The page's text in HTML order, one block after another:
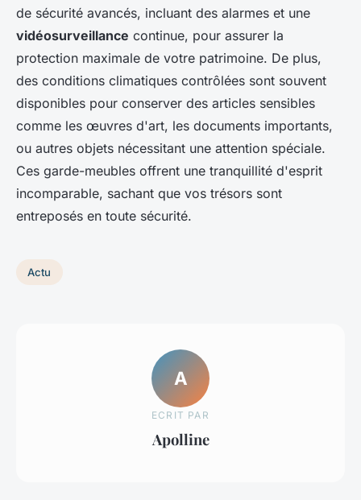
de sécurité avancés, incluant des alarmes et une
vidéosurveillance continue, pour assurer la
protection maximale de votre patrimoine. De plus,
des conditions climatiques contrôlées sont souvent
disponibles pour conserver des articles sensibles
comme les œuvres d'art, les documents importants,
ou autres objets nécessitant une attention spéciale.
Ces garde-meubles offrent une tranquillité d'esprit
incomparable, sachant que vos trésors sont
entreposés en toute sécurité.
Actu
A
ECRIT PAR
Apolline